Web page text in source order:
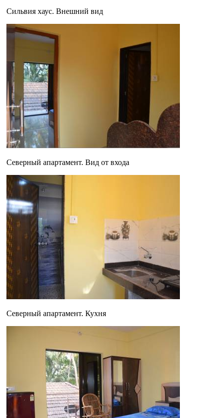
Сильвия хаус. Внешний вид
Северный апартамент. Вид от входа
Северный апартамент. Кухня